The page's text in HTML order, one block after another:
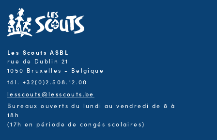
Les Scouts ASBL
rue de Dublin 21
1050 Bruxelles - Belgique
tél. +32(0)2.508.12.00
lesscouts@lesscouts.be
Bureaux ouverts du lundi au vendredi de 8 à
18h
(17h en période de congés scolaires)